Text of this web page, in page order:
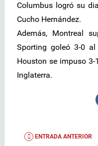
Columbus logró su
Cucho Hernández.
Además, Montreal
Sporting goleó 3-0
Houston se impuso 3-
Inglaterra.
ENTRADA ANTERIOR